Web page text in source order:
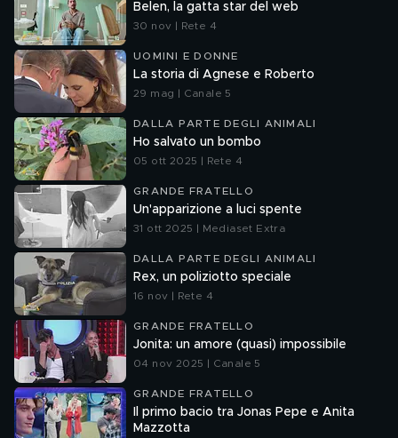
Belen, la gatta star del web
30 nov | Rete 4
UOMINI E DONNE
La storia di Agnese e Roberto
29 mag | Canale 5
DALLA PARTE DEGLI ANIMALI
Ho salvato un bombo
05 ott 2025 | Rete 4
GRANDE FRATELLO
Un'apparizione a luci spente
31 ott 2025 | Mediaset Extra
DALLA PARTE DEGLI ANIMALI
Rex, un poliziotto speciale
16 nov | Rete 4
GRANDE FRATELLO
Jonita: un amore (quasi) impossibile
04 nov 2025 | Canale 5
GRANDE FRATELLO
Il primo bacio tra Jonas Pepe e Anita
Mazzotta